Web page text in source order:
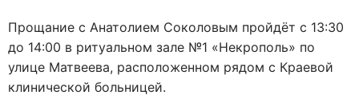
Прощание с Анатолием Соколовым пройдёт с 13:30
до 14:00 в ритуальном зале №1 «Некрополь» по
улице Матвеева, расположенном рядом с Краевой
клинической больницей.